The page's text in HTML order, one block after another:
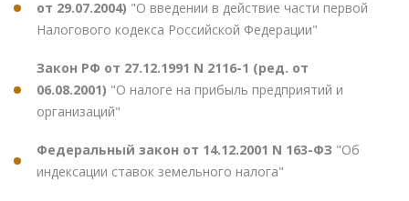
от 29.07.2004) "О введении в действие части первой
Налогового кодекса Российской Федерации"
Закон РФ от 27.12.1991 N 2116-1 (ред. от
06.08.2001) "О налоге на прибыль предприятий и
организаций"
Федеральный закон от 14.12.2001 N 163-ФЗ "Об
индексации ставок земельного налога"